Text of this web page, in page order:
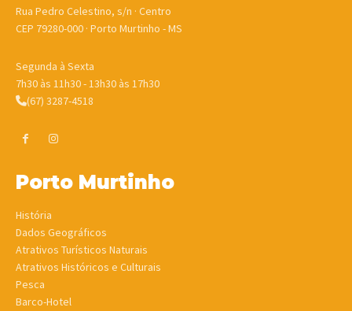
Rua Pedro Celestino, s/n · Centro
CEP 79280-000 · Porto Murtinho - MS
Segunda à Sexta
7h30 às 11h30 - 13h30 às 17h30
(67) 3287-4518
Porto Murtinho
História
Dados Geográficos
Atrativos Turísticos Naturais
Atrativos Históricos e Culturais
Pesca
Barco-Hotel